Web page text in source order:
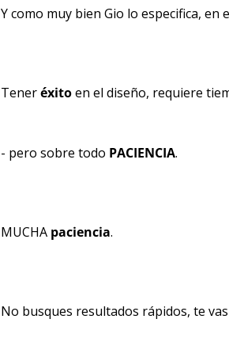
Y como muy bien Gio lo especifica, en
Tener éxito en el diseño, requiere
- pero sobre todo PACIENCIA.
MUCHA paciencia.
No busques resultados rápidos, te